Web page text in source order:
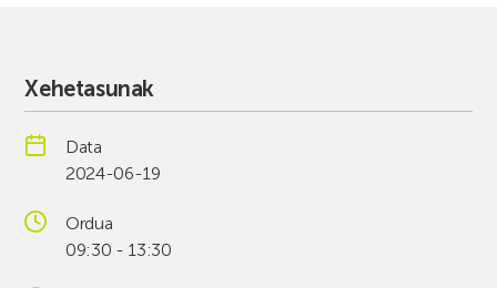
Xehetasunak
Data
2024-06-19
Ordua
09:30 - 13:30